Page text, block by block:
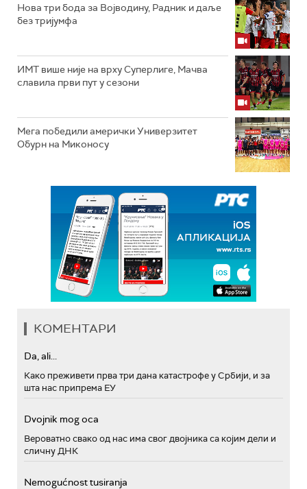
Нова три бода за Војводину, Радник и даље
без тријумфа
ИМТ више није на врху Суперлиге, Мачва
славила први пут у сезони
Мега победили амерички Универзитет
Обурн на Миконосу
КОМЕНТАРИ
Da, ali...
Како преживети прва три дана катастрофе у Србији, и за
шта нас припрема ЕУ
Dvojnik mog oca
Вероватно свако од нас има свог двојника са којим дели и
сличну ДНК
Nemogućnost tusiranja